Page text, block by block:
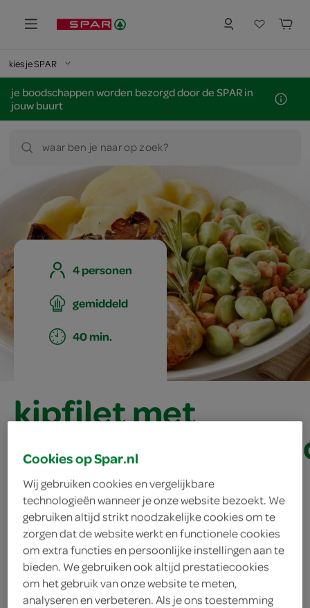
kies je SPAR
je boodschappen worden bezorgd door de SPAR in
jouw buurt
waar ben je naar op zoek?
4 personen
gemiddeld
40 min.
kipfilet met
ingrediënten
100 gram gerookte spekblokjes
500 gram diepvriestuinbonen
Cookies op Spar.nl
Wij gebruiken cookies en vergelijkbare
technologieën wanneer je onze website bezoekt. We
gebruiken altijd strikt noodzakelijke cookies om te
zorgen dat de website werkt en functionele cookies
om extra functies en persoonlijke instellingen aan te
bieden. We gebruiken ook altijd prestatiecookies
om het gebruik van onze website te meten,
analyseren en verbeteren. Als je ons toestemming